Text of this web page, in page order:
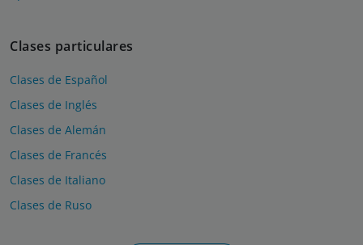
Clases particulares
Clases de Español
Clases de Inglés
Clases de Alemán
Clases de Francés
Clases de Italiano
Clases de Ruso